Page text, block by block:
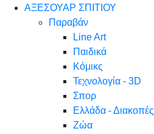
ΑΞΕΣΟΥΑΡ ΣΠΙΤΙΟΥ
Παραβάν
Line Art
Παιδικά
Κόμικς
Τεχνολογία - 3D
Σπορ
Ελλάδα - Διακοπές
Ζώα